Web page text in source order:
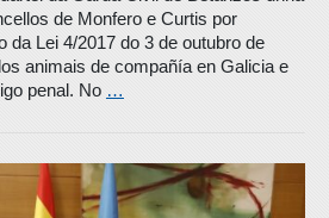
de Monfero e Curtis por
da Lei 4/2017 do 3 de outubro de
animais de compañía en Galicia e
penal. No …